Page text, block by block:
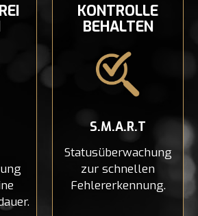
KONTROLLE
BEHALTEN
S.M.A.R.T
Statusüberwachung
zur schnellen
Fehlererkennung.